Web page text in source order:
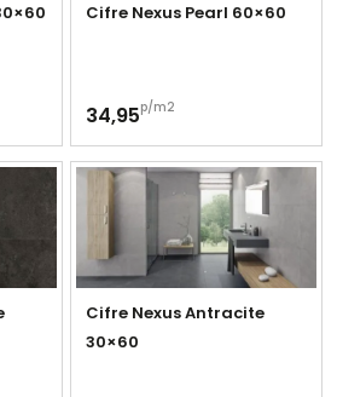
Cifre Nexus Pearl 60×60
34,95p/m2
Cifre Nexus Antracite
30×60